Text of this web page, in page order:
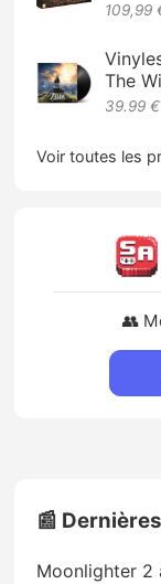
109,99
The
39.99 €
Voir toutes les
👥
📰
Moonlighter 2